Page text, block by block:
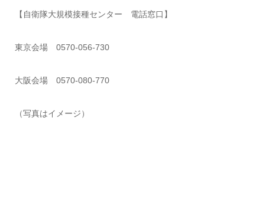
【自衛隊大規模接種センター 電話窓口】
東京会場 0570-056-730
大阪会場 0570-080-770
（写真はイメージ）